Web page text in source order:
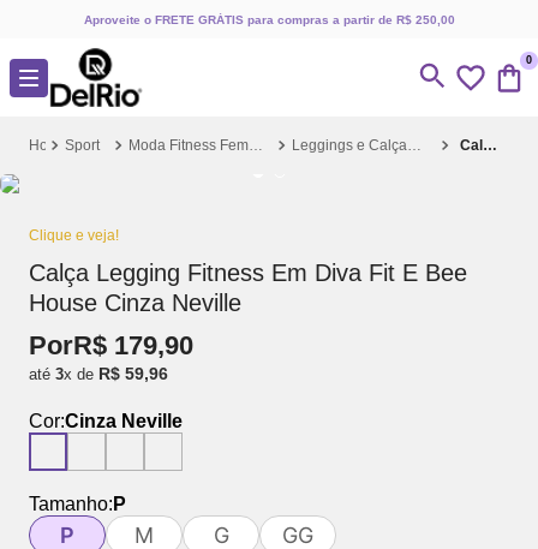
Aproveite o FRETE GRÁTIS para compras a partir de R$ 250,00
0
Sport Moda Fitness Feminina Leggings e Calças Fitness Calça Legging Fitness Em Diva Fit E Bee House Cinza Neville
Clique e veja!
Calça Legging Fitness Em Diva Fit E Bee
House Cinza Neville
PorR$ 179,90
até 3x de R$ 59,96
Cor:Cinza Neville
Tamanho: P
P M G GG